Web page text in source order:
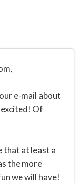
e-mail about
Of
that at least a
the more
we will have!